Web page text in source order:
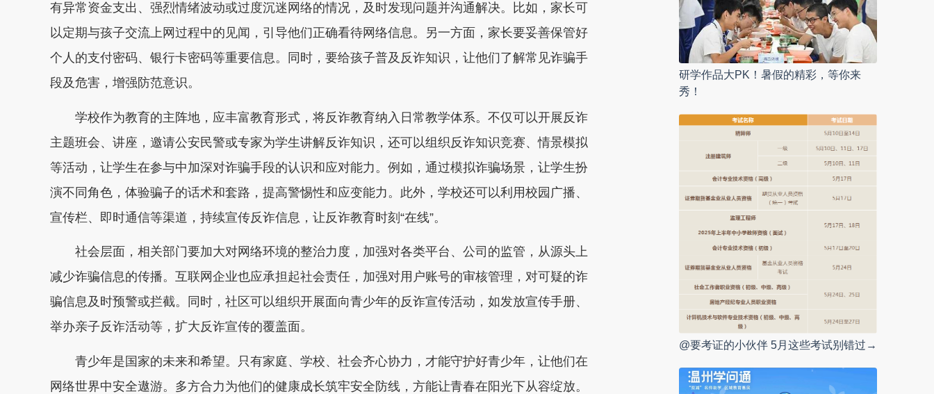
有异常资金支出、强烈情绪波动或过度沉迷网络的情况，及时发现问题并沟通解决。比如，家长可
以定期与孩子交流上网过程中的见闻，引导他们正确看待网络信息。另一方面，家长要妥善保管好
个人的支付密码、银行卡密码等重要信息。同时，要给孩子普及反诈知识，让他们了解常见诈骗手
段及危害，增强防范意识。
学校作为教育的主阵地，应丰富教育形式，将反诈教育纳入日常教学体系。不仅可以开展反诈
主题班会、讲座，邀请公安民警或专家为学生讲解反诈知识，还可以组织反诈知识竞赛、情景模拟
等活动，让学生在参与中加深对诈骗手段的认识和应对能力。例如，通过模拟诈骗场景，让学生扮
演不同角色，体验骗子的话术和套路，提高警惕性和应变能力。此外，学校还可以利用校园广播、
宣传栏、即时通信等渠道，持续宣传反诈信息，让反诈教育时刻“在线”。
社会层面，相关部门要加大对网络环境的整治力度，加强对各类平台、公司的监管，从源头上
减少诈骗信息的传播。互联网企业也应承担起社会责任，加强对用户账号的审核管理，对可疑的诈
骗信息及时预警或拦截。同时，社区可以组织开展面向青少年的反诈宣传活动，如发放宣传手册、
举办亲子反诈活动等，扩大反诈宣传的覆盖面。
青少年是国家的未来和希望。只有家庭、学校、社会齐心协力，才能守护好青少年，让他们在
网络世界中安全遨游。多方合力为他们的健康成长筑牢安全防线，方能让青春在阳光下从容绽放。
研学作品大PK！暑假的精彩，等你来
秀！
@要考证的小伙伴 5月这些考试别错过→